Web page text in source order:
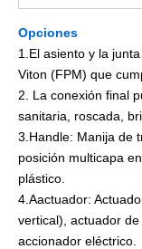
Opciones
1.El asiento y la
Viton (FPM) que
2. La conexión final
sanitaria, roscada,
3.Handle: Manija de
posición multicapa
plástico.
4.Aactuador:
vertical), actuador
accionador eléctrico.